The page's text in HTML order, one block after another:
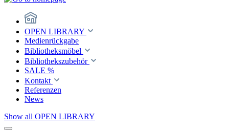
OPEN LIBRARY
Medienrückgabe
Bibliotheksmöbel
Bibliothekszubehör
SALE %
Kontakt
Referenzen
News
Show all OPEN LIBRARY